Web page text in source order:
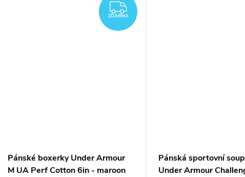
ZDARMA
ZDARMA
Pánské boxerky Under Armour
M UA Perf Cotton 6in - maroon
Pánská sportovní
Under Armour